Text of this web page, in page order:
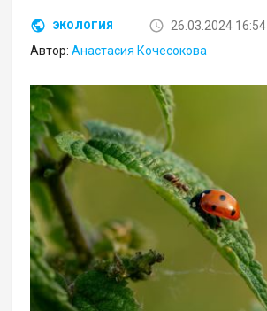
ЭКОЛОГИЯ
26.03.2024 16:54
Автор:Анастасия Кочесокова